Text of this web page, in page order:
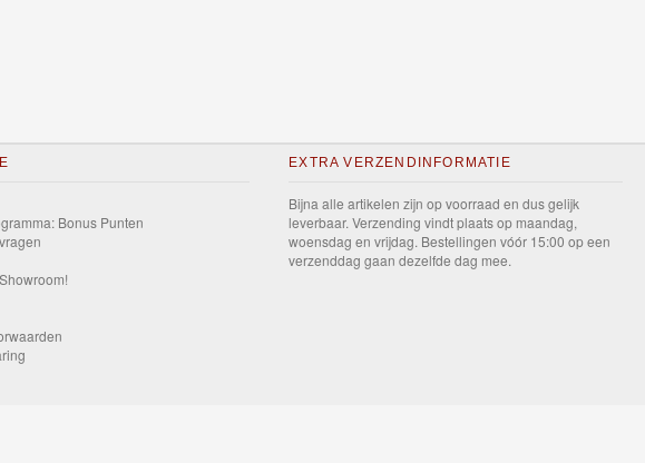
Bonus Punten
EXTRA VERZENDINFORMATIE
Bijna alle artikelen zijn op voorraad en dus gelijk
leverbaar. Verzending vindt plaats op maandag,
woensdag en vrijdag. Bestellingen vóór 15:00 op een
verzenddag gaan dezelfde dag mee.